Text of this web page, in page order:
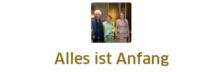
Alles ist Anfang